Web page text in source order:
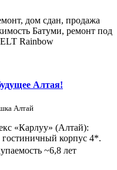
дом сдан, продажа
Батуми, ремонт под
Rainbow
Алтая!
Алтай
«Карлуу» (Алтай):
гостиничный корпус 4*.
~6,8 лет